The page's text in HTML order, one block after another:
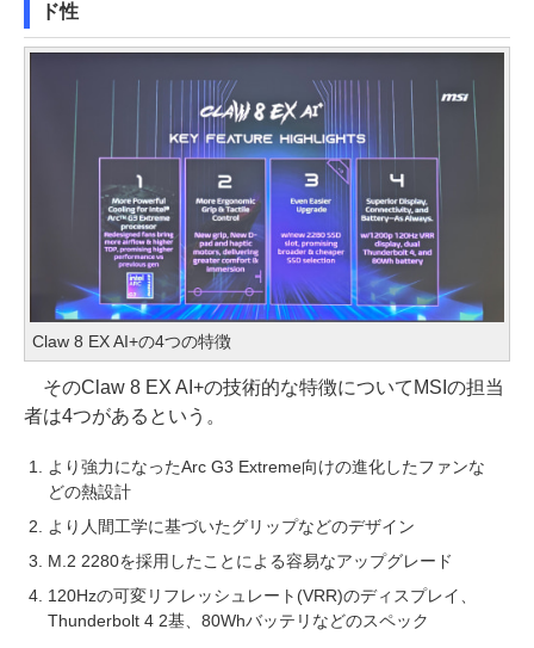
ド性
Claw 8 EX AI+の4つの特徴
そのClaw 8 EX AI+の技術的な特徴についてMSIの担当
者は4つがあるという。
より強力になったArc G3 Extreme向けの進化したファンな
どの熱設計
より人間工学に基づいたグリップなどのデザイン
M.2 2280を採用したことによる容易なアップグレード
120Hzの可変リフレッシュレート(VRR)のディスプレイ、
Thunderbolt 4 2基、80Whバッテリなどのスペック